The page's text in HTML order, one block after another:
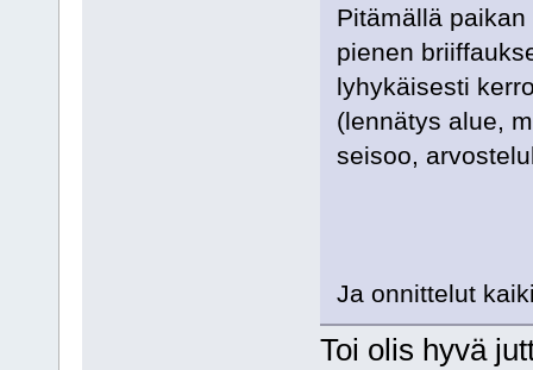
Pitämällä
pienen
lyhykäisesti
(lennätys alue,
seisoo,
Ja onnittelut
Toi olis hyvä